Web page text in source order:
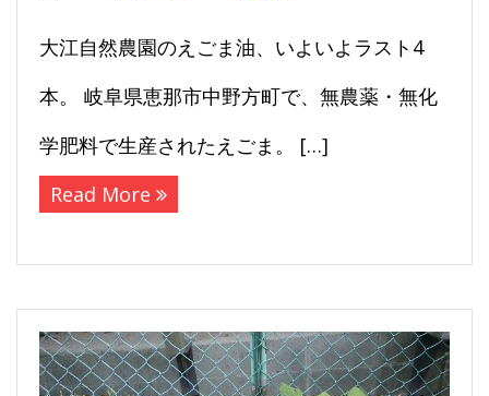
大江自然農園のえごま油、いよいよラスト4
本。 岐阜県恵那市中野方町で、無農薬・無化
学肥料で生産されたえごま。 […]
Read More